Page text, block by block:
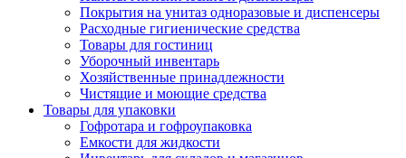
Покрытия на унитаз одноразовые и диспенсеры
Расходные гигиенические средства
Товары для гостиниц
Уборочный инвентарь
Хозяйственные принадлежности
Чистящие и моющие средства
Товары для упаковки
Гофротара и гофроупаковка
Емкости для жидкости